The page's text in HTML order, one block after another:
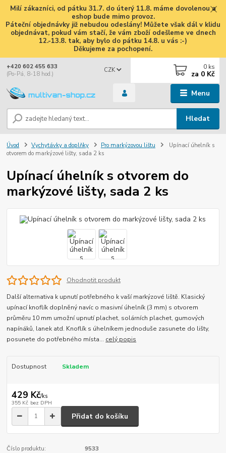
Milí zákazníci, od pátku 31.7. do úterý 11.8. máme dovolenou a
eshop bude mimo provoz.
Páteční objednávky již nebudou odeslány! Můžete však dál v klidu
objednávat, pokud vám stačí, že vám zboží odešleme ve dnech
12.-13.8. tak, aby bylo do pátku 14.8. u vás :-)
Děkujeme za pochopení.
Menu
CZK
Hledat
+420 602 455 633
(Po-Pá, 8-18 hod.)
0 ks
za 0 Kč
Úvod Vychytávky a doplňky Pro markýzovou lištu
Upínací úhelník s
otvorem do markýzové lišty, sada 2 ks
Upínací úhelník s otvorem do
markýzové lišty, sada 2 ks
Ohodnotit produkt
Další alternativa k upnutí potřebného k vaší markýzové liště. Klasický
upínací knoflík doplněný navíc o masivní úhelník (3 mm) s otvorem
průměru 10 mm umožní upnutí plachet, solárních plachet, gumových
napínáků, lanek atd. Knoflík s úhelníkem jednoduše zasunete do lišty,
posunete do potřebného místa... celý popis
Dostupnost Skladem
429 Kč/ks
355 Kč bez DPH
Přidat do košíku
Číslo produktu: 9533